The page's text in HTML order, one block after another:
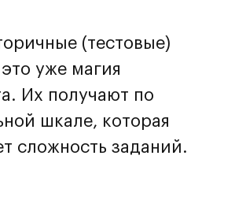
(тестовые)
уже магия
Их получают по
шкале, которая
сложность заданий.